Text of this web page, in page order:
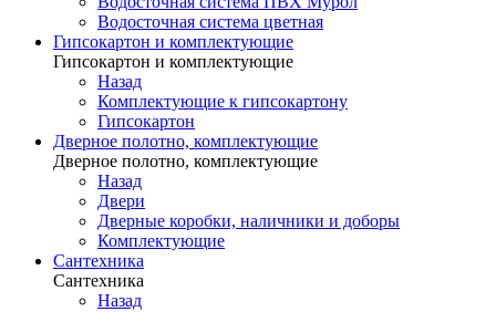
Водосточная система цветная
Гипсокартон и комплектующие
Гипсокартон и комплектующие
Назад
Комплектующие к гипсокартону
Гипсокартон
Дверное полотно, комплектующие
Дверное полотно, комплектующие
Назад
Двери
Дверные коробки, наличники и доборы
Комплектующие
Сантехника
Сантехника
Назад